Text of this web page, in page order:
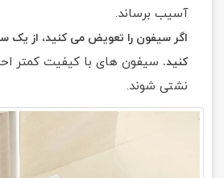
آسیب برساند.
اگر سیفون را تعویض می کنید، از یک
کنید. سیفون های با کیفیت کمتر
نشتی شوند.